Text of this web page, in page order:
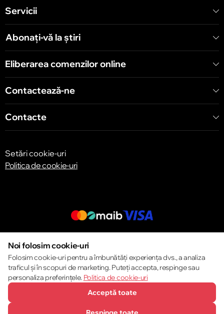
Chișinău
Servicii
Abonați-vă la știri
Eliberarea comenzilor online
Contactează-ne
Contacte
Setări cookie-uri
Politica de cookie-uri
© 2013 – 2026 ECOM
Noi folosim cookie-uri
Folosim cookie-uri pentru a îmbunătăți experiența dvs., a analiza
traficul și în scopuri de marketing. Puteți accepta, respinge sau
personaliza preferințele. Politica de cookie-uri
Acceptă toate